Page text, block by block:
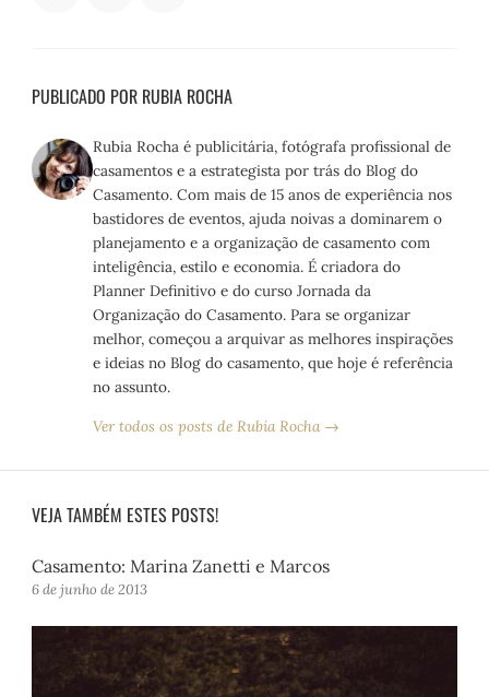
PUBLICADO POR RUBIA ROCHA
Rubia Rocha é publicitária, fotógrafa profissional de
casamentos e a estrategista por trás do Blog do
Casamento. Com mais de 15 anos de experiência nos
bastidores de eventos, ajuda noivas a dominarem o
planejamento e a organização de casamento com
inteligência, estilo e economia. É criadora do
Planner Definitivo e do curso Jornada da
Organização do Casamento. Para se organizar
melhor, começou a arquivar as melhores inspirações
e ideias no Blog do casamento, que hoje é referência
no assunto.
Ver todos os posts de Rubia Rocha →
VEJA TAMBÉM ESTES POSTS!
Casamento: Marina Zanetti e Marcos
6 de junho de 2013